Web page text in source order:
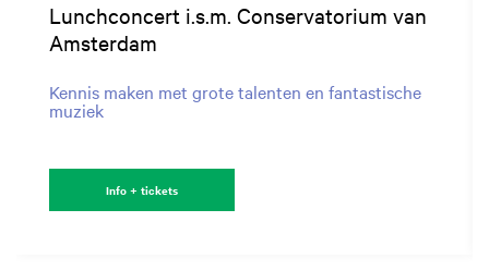
Lunchconcert i.s.m. Conservatorium van
Amsterdam
Kennis maken met grote talenten en fantastische
muziek
Info + tickets